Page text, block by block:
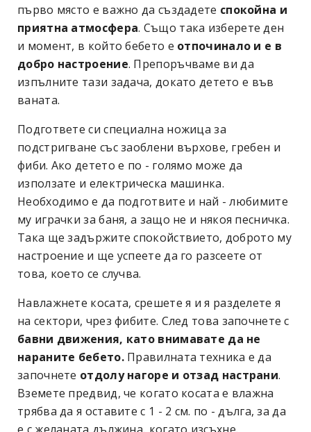
първо място е важно да създадете спокойна и
приятна атмосфера. Също така изберете ден
и момент, в който бебето е отпочинало и е в
добро настроение. Препоръчваме ви да
изпълните тази задача, докато детето е във
ваната.
Подгответе си специална ножица за
подстригване със заоблени върхове, гребен и
фиби. Ако детето е по - голямо може да
използате и електрическа машинка.
Необходимо е да подготвите и най - любимите
му играчки за баня, а защо не и някоя песничка.
Така ще задържите спокойствието, доброто му
настроение и ще успеете да го разсеете от
това, което се случва.
Навлажнете косата, срешете я и я разделете я
на сектори, чрез фибите. След това започнете с
бавни движения, като внимавате да не
нараните бебето.Правилната техника е да
започнете отдолу нагоре и отзад настрани.
Вземете предвид, че когато косата е влажна
трябва да я оставите с 1 - 2 см. по - дълга, за да
е с желаната дължина, когато изсъхне.